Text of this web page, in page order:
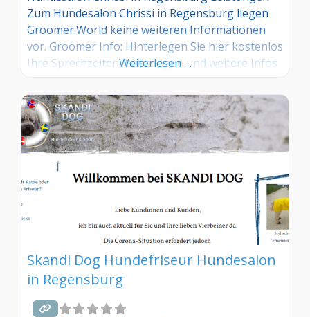
Zum Hundesalon Chrissi in Regensburg liegen
Groomer.World keine weiteren Informationen
vor. Groomer Info: Hinterlegen Sie hier kostenlos
Ihre Sprechzeiten, Leistungen und weitere Infos
Hundesalons? Dann teilen Sie Ihre Erfahrungen
über die Kommentarfunktion unten mit anderen
Hundebesitzer/innen!
Weiterlesen …
Skandi Dog Hundefriseur Hundesalon
in Regensburg